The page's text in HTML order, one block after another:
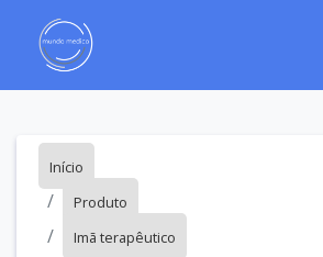
Início
Produto
Imã terapêutico